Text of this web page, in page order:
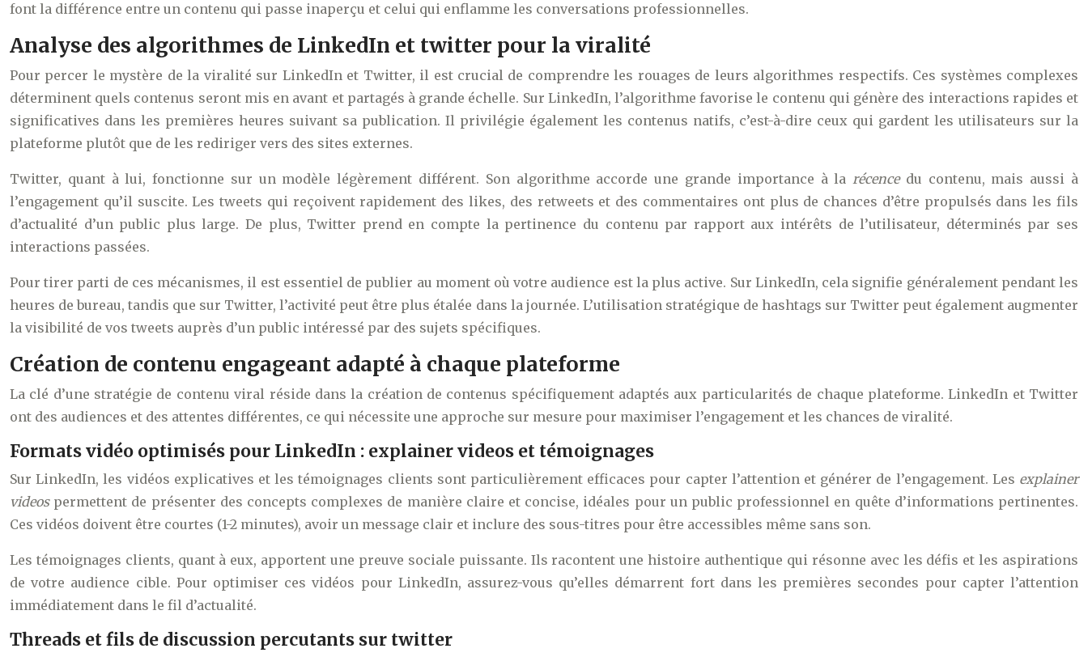
font la différence entre un contenu qui passe inaperçu et celui qui enflamme les conversations professionnelles.
Analyse des algorithmes de LinkedIn et twitter pour la viralité
Pour percer le mystère de la viralité sur LinkedIn et Twitter, il est crucial de comprendre les rouages de leurs algorithmes respectifs. Ces systèmes complexes
déterminent quels contenus seront mis en avant et partagés à grande échelle. Sur LinkedIn, l’algorithme favorise le contenu qui génère des interactions rapides et
significatives dans les premières heures suivant sa publication. Il privilégie également les contenus natifs, c’est-à-dire ceux qui gardent les utilisateurs sur la
plateforme plutôt que de les rediriger vers des sites externes.
Twitter, quant à lui, fonctionne sur un modèle légèrement différent. Son algorithme accorde une grande importance à larécence du contenu, mais aussi à
l’engagement qu’il suscite. Les tweets qui reçoivent rapidement des likes, des retweets et des commentaires ont plus de chances d’être propulsés dans les fils
d’actualité d’un public plus large. De plus, Twitter prend en compte la pertinence du contenu par rapport aux intérêts de l’utilisateur, déterminés par ses
interactions passées.
Pour tirer parti de ces mécanismes, il est essentiel de publier au moment où votre audience est la plus active. Sur LinkedIn, cela signifie généralement pendant les
heures de bureau, tandis que sur Twitter, l’activité peut être plus étalée dans la journée. L’utilisation stratégique de hashtags sur Twitter peut également augmenter
la visibilité de vos tweets auprès d’un public intéressé par des sujets spécifiques.
Création de contenu engageant adapté à chaque plateforme
La clé d’une stratégie de contenu viral réside dans la création de contenus spécifiquement adaptés aux particularités de chaque plateforme. LinkedIn et Twitter
ont des audiences et des attentes différentes, ce qui nécessite une approche sur mesure pour maximiser l’engagement et les chances de viralité.
Formats vidéo optimisés pour LinkedIn : explainer videos et témoignages
Sur LinkedIn, les vidéos explicatives et les témoignages clients sont particulièrement efficaces pour capter l’attention et générer de l’engagement. Les explainer
videos permettent de présenter des concepts complexes de manière claire et concise, idéales pour un public professionnel en quête d’informations pertinentes.
Ces vidéos doivent être courtes (1-2 minutes), avoir un message clair et inclure des sous-titres pour être accessibles même sans son.
Les témoignages clients, quant à eux, apportent une preuve sociale puissante. Ils racontent une histoire authentique qui résonne avec les défis et les aspirations
de votre audience cible. Pour optimiser ces vidéos pour LinkedIn, assurez-vous qu’elles démarrent fort dans les premières secondes pour capter l’attention
immédiatement dans le fil d’actualité.
Threads et fils de discussion percutants sur twitter